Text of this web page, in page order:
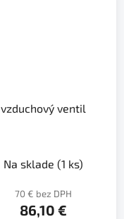
vzduchový ventil
Na sklade (1 ks)
70 € bez DPH
86,10 €